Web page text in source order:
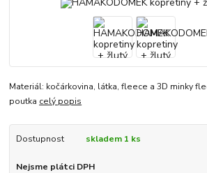
Materiál: kočárkovina, látka, fleece a 3D minky
poutka celý popis
Dostupnost skladem 1 ks
Nejsme plátci DPH